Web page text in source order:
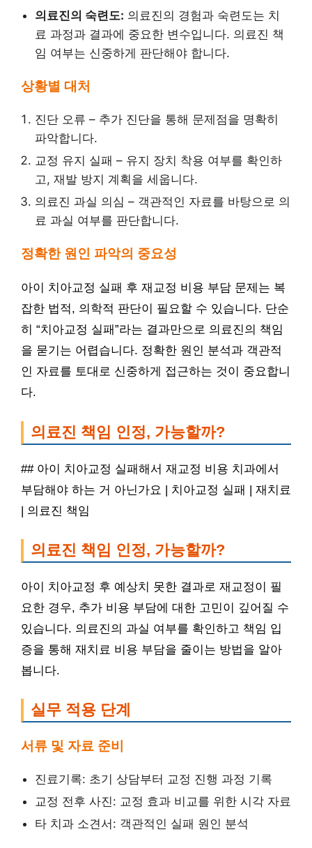
의료진의 숙련도: 의료진의 경험과 숙련도는 치
료 과정과 결과에 중요한 변수입니다. 의료진 책
임 여부는 신중하게 판단해야 합니다.
상황별 대처
진단 오류 – 추가 진단을 통해 문제점을 명확히
파악합니다.
교정 유지 실패 – 유지 장치 착용 여부를 확인하
고, 재발 방지 계획을 세웁니다.
의료진 과실 의심 – 객관적인 자료를 바탕으로 의
료 과실 여부를 판단합니다.
정확한 원인 파악의 중요성
아이 치아교정 실패 후 재교정 비용 부담 문제는 복
잡한 법적, 의학적 판단이 필요할 수 있습니다. 단순
히 “치아교정 실패”라는 결과만으로 의료진의 책임
을 묻기는 어렵습니다. 정확한 원인 분석과 객관적
인 자료를 토대로 신중하게 접근하는 것이 중요합니
다.
의료진 책임 인정, 가능할까?
## 아이 치아교정 실패해서 재교정 비용 치과에서
부담해야 하는 거 아닌가요 | 치아교정 실패 | 재치료
| 의료진 책임
의료진 책임 인정, 가능할까?
아이 치아교정 후 예상치 못한 결과로 재교정이 필
요한 경우, 추가 비용 부담에 대한 고민이 깊어질 수
있습니다. 의료진의 과실 여부를 확인하고 책임 입
증을 통해 재치료 비용 부담을 줄이는 방법을 알아
봅니다.
실무 적용 단계
서류 및 자료 준비
진료기록: 초기 상담부터 교정 진행 과정 기록
교정 전후 사진: 교정 효과 비교를 위한 시각 자료
타 치과 소견서: 객관적인 실패 원인 분석